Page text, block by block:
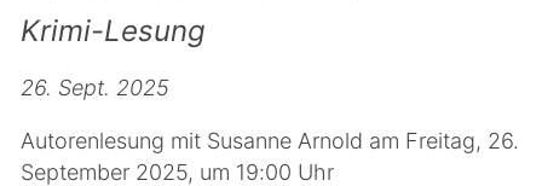
Krimi-Lesung
26. Sept. 2025
Autorenlesung mit Susanne Arnold am Freitag, 26.
September 2025, um 19:00 Uhr